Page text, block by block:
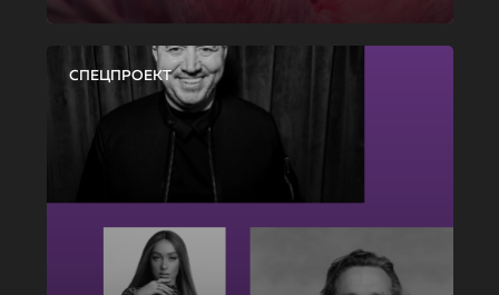
СПЕЦПРОЕКТ